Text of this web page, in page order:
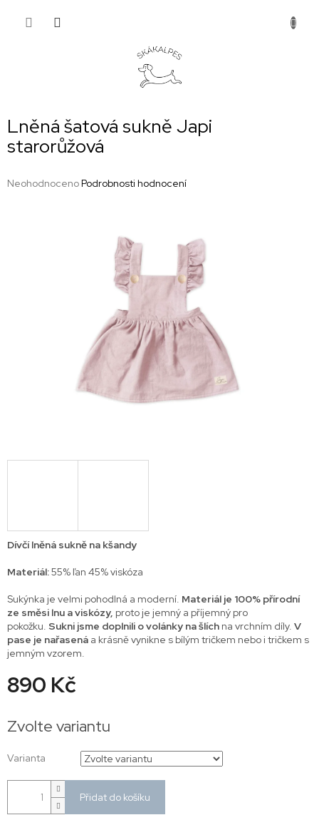
Lněná šatová sukně Japi
starorůžová
Průměrné
NeohodnocenoPodrobnosti hodnocení
890 Kč
cena:
Zvolte variantu
Varianta
Přidat do košíku
Dívčí lněná sukně na kšandy
Materiál:55% ľan 45% viskóza
Sukýnka je velmi pohodlná a moderní. Materiál je 100% přírodní
ze směsi lnu a viskózy, proto je jemný a příjemný pro
pokožku. Sukni jsme doplnili o volánky na šlích na vrchním díly. V
pase je nařasená a krásně vynikne s bílým tričkem nebo i tričkem s
jemným vzorem.